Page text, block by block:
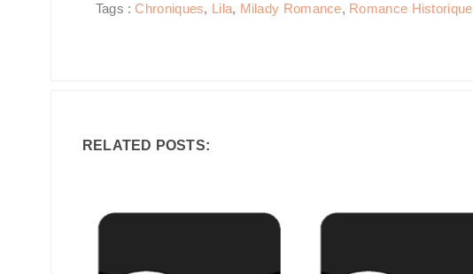
Tags :Chroniques, Lila, Milady Romance, Romance Historique
RELATED POSTS: